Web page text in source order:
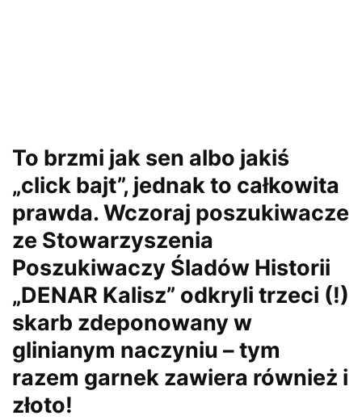
To brzmi jak sen albo jakiś
„click bajt”, jednak to całkowita
prawda. Wczoraj poszukiwacze
ze Stowarzyszenia
Poszukiwaczy Śladów Historii
„DENAR Kalisz” odkryli trzeci (!)
skarb zdeponowany w
glinianym naczyniu – tym
razem garnek zawiera również i
złoto!